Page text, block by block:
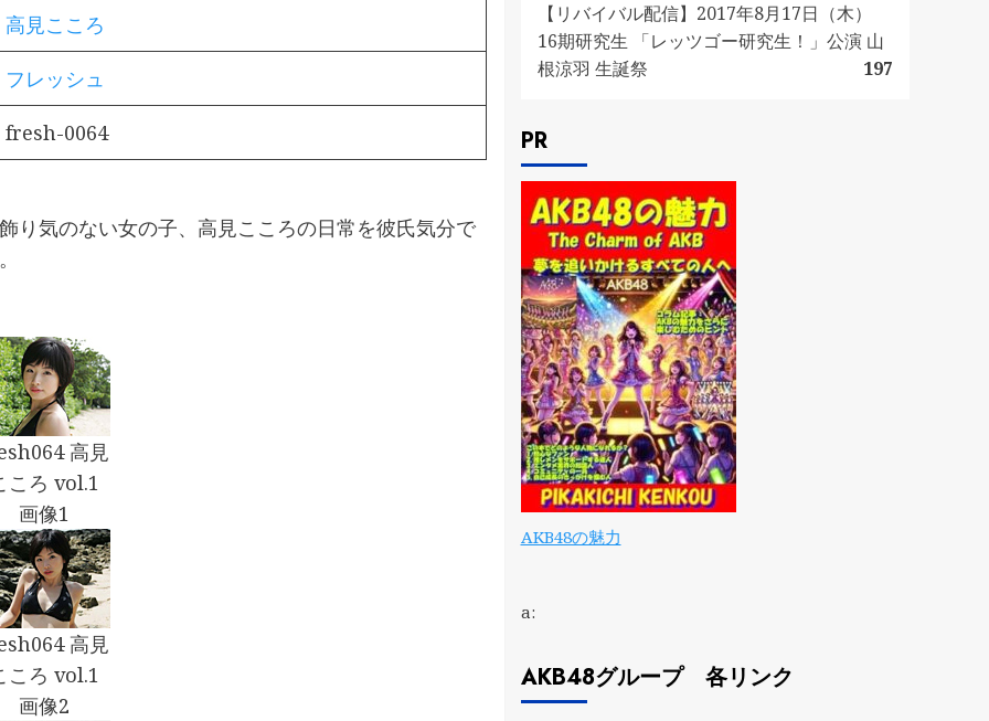
高見こころ
フレッシュ
fresh-0064
り気のない女の子、高見こころの日常を彼氏気分で
高見
ころ vol.1
画像1
高見
ころ vol.1
画像2
【リバイバル配信】2017年8月17日（木）
16期研究生 「レッツゴー研究生！」公演 山
根涼羽 生誕祭
197
PR
AKB48の魅力
a:
AKB48グループ 各リンク